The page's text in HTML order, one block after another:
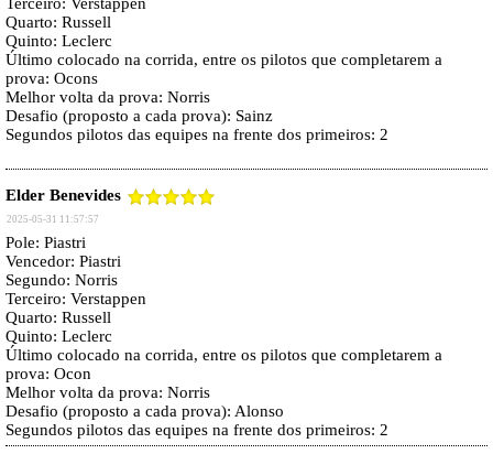
Quarto: Russell
Quinto: Leclerc
Último colocado na corrida, entre os pilotos que completarem a
prova: Ocons
Melhor volta da prova: Norris
Desafio (proposto a cada prova): Sainz
Segundos pilotos das equipes na frente dos primeiros: 2
Elder Benevides
2025-05-31 11:57:57
Pole: Piastri
Vencedor: Piastri
Segundo: Norris
Terceiro: Verstappen
Quarto: Russell
Quinto: Leclerc
Último colocado na corrida, entre os pilotos que completarem a
prova: Ocon
Melhor volta da prova: Norris
Desafio (proposto a cada prova): Alonso
Segundos pilotos das equipes na frente dos primeiros: 2